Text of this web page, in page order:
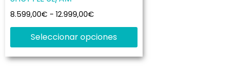
8.599,00€ - 12.999,00€12.999,00€
Seleccionar opciones
Las
se